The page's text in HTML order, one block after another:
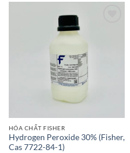
HÓA CHẤT FISHER
Hydrogen Peroxide 30% (Fisher,
Cas 7722-84-1)